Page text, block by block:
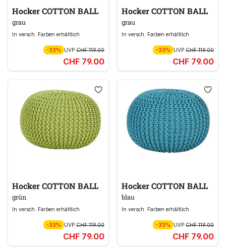
Hocker COTTON BALL
grau
In versch. Farben erhältlich
-33% UVP CHF 119.00
CHF 79.00
Hocker COTTON BALL
grau
In versch. Farben erhältlich
-33% UVPCHF 119.00
CHF 79.00
Hocker COTTON BALL
grün
In versch. Farben erhältlich
-33% UVP CHF 119.00
CHF 79.00
Hocker COTTON BALL
blau
In versch. Farben erhältlich
-33% UVPCHF 119.00
CHF 79.00